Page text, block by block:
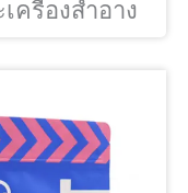
รื่องสำอาง